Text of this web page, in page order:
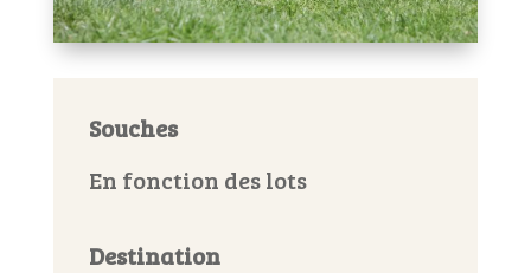
Souches
En fonction des lots
Destination